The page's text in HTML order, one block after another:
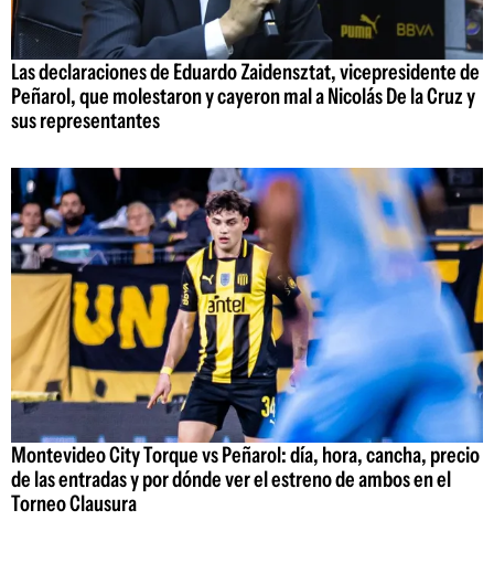
Las declaraciones de Eduardo Zaidensztat, vicepresidente de
Peñarol, que molestaron y cayeron mal a Nicolás De la Cruz y
sus representantes
Montevideo City Torque vs Peñarol: día, hora, cancha, precio
de las entradas y por dónde ver el estreno de ambos en el
Torneo Clausura